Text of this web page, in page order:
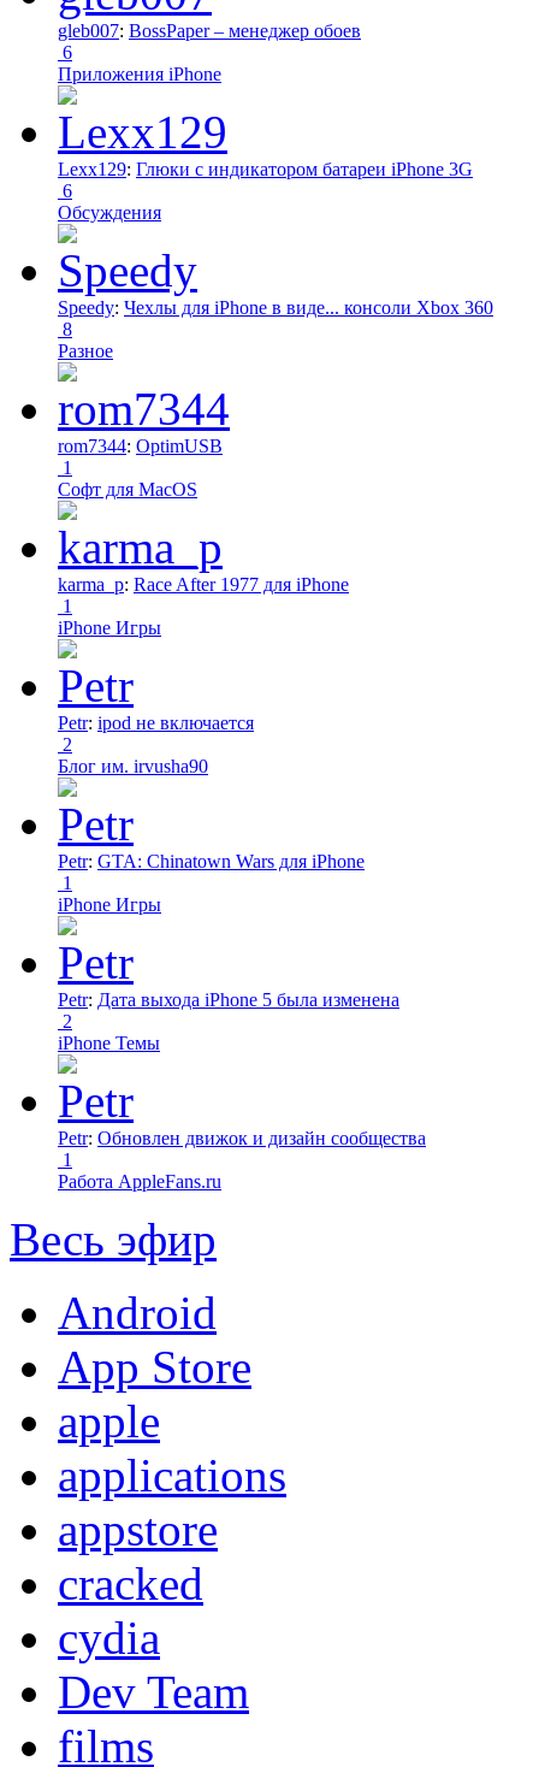
gleb007: BossPaper – менеджер обоев
6
Приложения iPhone
Lexx129: Глюки с индикатором батареи iPhone 3G
6
Обсуждения
Speedy: Чехлы для iPhone в виде... консоли Xbox 360
8
Разное
rom7344: OptimUSB
1
Софт для MacOS
karma_p: Race After 1977 для iPhone
1
iPhone Игры
Petr: ipod не включается
2
Блог им. irvusha90
Petr: GTA: Chinatown Wars для iPhone
1
iPhone Игры
Petr: Дата выхода iPhone 5 была изменена
2
iPhone Темы
Petr: Обновлен движок и дизайн сообщества
1
Работа AppleFans.ru
Весь эфир
Android
App Store
apple
applications
appstore
cracked
cydia
Dev Team
films